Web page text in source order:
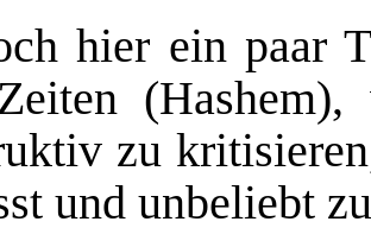
hier ein paar
zu
und unbeliebt